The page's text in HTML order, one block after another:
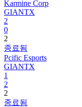
Karmine Corp
GIANTX
2
0
2
종료됨
Pcific Esports
GIANTX
1
2
2
종료됨